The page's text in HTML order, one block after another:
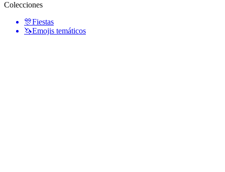
Colecciones
🎊Fiestas
🦄Emojis temáticos